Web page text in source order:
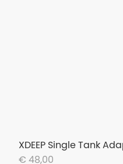
XDEEP Single Tank
€ 48,00